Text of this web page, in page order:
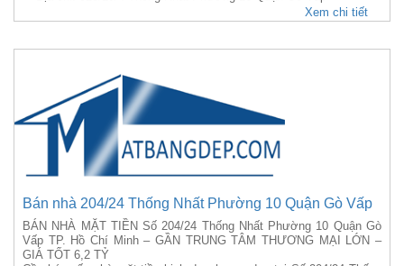
Xem chi tiết
Bán nhà 204/24 Thống Nhất Phường 10 Quận Gò Vấp
BÁN NHÀ MẶT TIỀN Số 204/24 Thống Nhất Phường 10 Quận Gò
Vấp TP. Hồ Chí Minh – GẦN TRUNG TÂM THƯƠNG MẠI LỚN –
GIÁ TỐT 6,2 TỶ